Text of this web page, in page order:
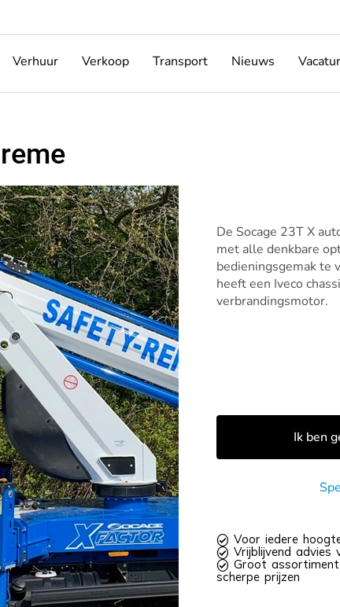
Verhuur Verkoop Transport Nieuws
De Socage 23T X
met alle denkbare
bedieningsgemak te
heeft een Iveco
verbrandingsmotor.
 Voor iedere
 Vrijblijvend advies
 Groot assortiment
scherpe prijzen
Ik ben